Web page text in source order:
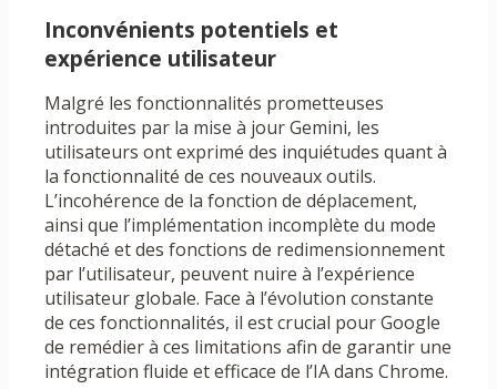
Inconvénients potentiels et
expérience utilisateur
Malgré les fonctionnalités prometteuses
introduites par la mise à jour Gemini, les
utilisateurs ont exprimé des inquiétudes quant à
la fonctionnalité de ces nouveaux outils.
L’incohérence de la fonction de déplacement,
ainsi que l’implémentation incomplète du mode
détaché et des fonctions de redimensionnement
par l’utilisateur, peuvent nuire à l’expérience
utilisateur globale. Face à l’évolution constante
de ces fonctionnalités, il est crucial pour Google
de remédier à ces limitations afin de garantir une
intégration fluide et efficace de l’IA dans Chrome.